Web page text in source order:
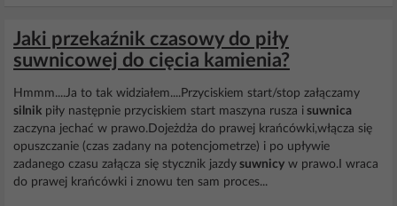
Jaki przekaźnik czasowy do piły
suwnicowej do cięcia kamienia?
Hmmm....Ja to tak widziałem....Przyciskiem start/stop załączamy
silnik piły następnie przyciskiem start maszyna rusza i suwnica
zaczyna jechać w prawo.Dojeżdża do prawej krańcówki,włącza się
opuszczanie (czas zadany na potencjometrze) i po upływie
zadanego czasu załącza się stycznik jazdy suwnicy w prawo.I wraca
do prawej krańcówki i znowu ten sam proces...